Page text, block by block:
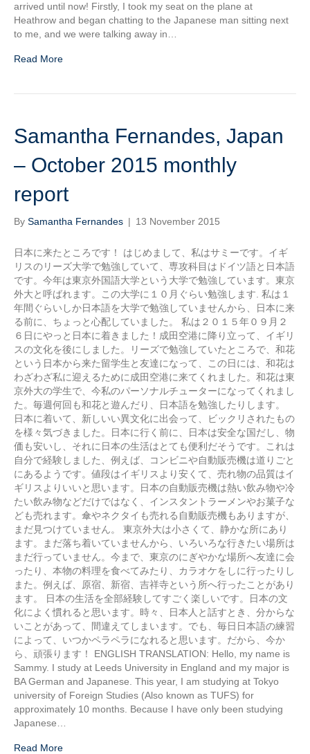
arrived until now! Firstly, I took my seat on the plane at
Heathrow and began chatting to the Japanese man sitting next
to me, and we were talking away in…
Read More
Samantha Fernandes, Japan
– October 2015 monthly
report
By Samantha Fernandes | 13 November 2015
日本に来たところです！ はじめまして、私はサミーです。イギ
リスのリーズ大学で勉強していて、専攻科目はドイツ語と日本語
です。今年は東京外国語大学という大学で勉強しています。東京
外大と呼ばれます。この大学に１０月ぐらい勉強します. 私は１
年間ぐらいしか日本語を大学で勉強していませんから、日本に来
る前に、ちょっと心配していました。 私は２０１５年０９月２
６日にやっと日本に着きました！成田空港に降り立って、イギリ
スの文化を後にしました。リーズで勉強していたところで、和花
という日本から来た留学生と友達になって、この日には、和花は
わざわざ私に迎えるために成田空港に来てくれました。和花は東
京外大の学生で、今私のパーソナルチューターになってくれまし
た。毎週何回も和花と遊んだり、日本語を勉強したりします。
日本に着いて、新しいい異文化に出会って、ビックリされたもの
を様々気づきました。日本に行く前に、日本は安全な国だし、物
価も安いし、それに日本の生活はとても便利だそうです。これは
自分で経験しました、例えば、コンビニや自動販売機は道りごと
にあるようです。値段はイギリスより安くて、売れ物の品質はイ
ギリスよりいいと思います。日本の自動販売機は熱い飲み物や冷
たい飲み物などだけではなく、インスタントラーメンやお菓子な
ども売れます。傘やネクタイも売れる自動販売機もありますが、
まだ見つけていません。 東京外大は小さくて、静かな所にあり
ます。まだ落ち着いていませんから、いろいろな行きたい場所は
まだ行っていません。今まで、東京のにぎやかな場所へ友達に会
ったり、本物の料理を食べてみたり、カラオケをしに行ったりし
また。例えば、原宿、新宿、吉祥寺という所へ行ったことがあり
ます。 日本の生活を全部経験してすごく楽しいです。日本の文
化によく慣れると思います。時々、日本人と話すとき、分からな
いことがあって、間違えてしまいます。でも、毎日日本語の練習
によって、いつかペラペラになれると思います。だから、今か
ら、頑張ります！ ENGLISH TRANSLATION: Hello, my name is
Sammy. I study at Leeds University in England and my major is
BA German and Japanese. This year, I am studying at Tokyo
university of Foreign Studies (Also known as TUFS) for
approximately 10 months. Because I have only been studying
Japanese…
Read More